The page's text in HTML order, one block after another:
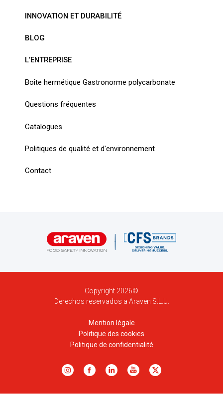
INNOVATION ET DURABILITÉ
BLOG
L’ENTREPRISE
Boîte hermétique Gastronorme polycarbonate
Questions fréquentes
Catalogues
Politiques de qualité et d'environnement
Contact
Copyright 2026©
Derechos reservados a Araven S.L.U.
Mention légale
Politique des cookies
Politique de confidentialité